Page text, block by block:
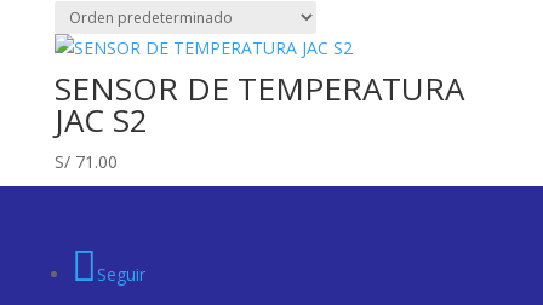
SENSOR DE TEMPERATURA
JAC S2
S/71.00
Seguir